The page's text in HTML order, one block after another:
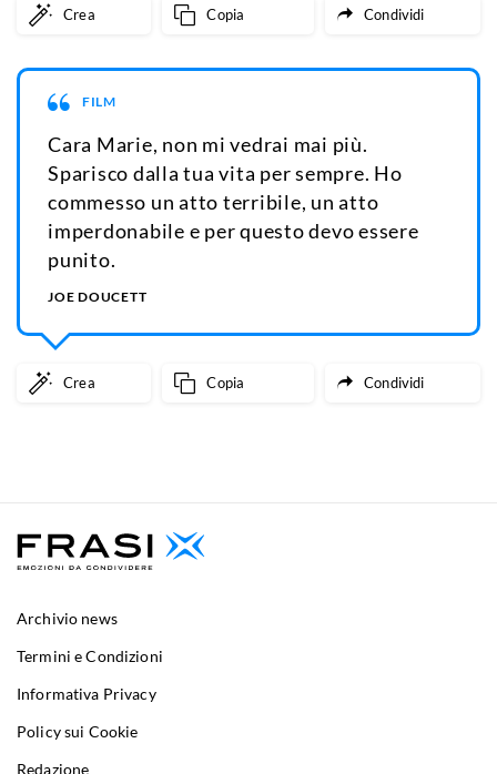
Crea Copia Condividi
FILM
Cara Marie, non mi vedrai mai più.
Sparisco dalla tua vita per sempre. Ho
commesso un atto terribile, un atto
imperdonabile e per questo devo essere
punito.
JOE DOUCETT
Crea Copia Condividi
Archivio news
Termini e Condizioni
Informativa Privacy
Policy sui Cookie
Redazione